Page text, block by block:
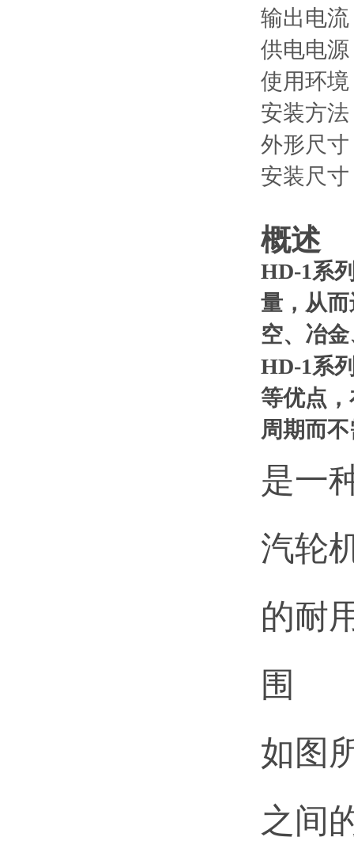
输出电
供电电
使用环
安装方
外形尺
安装尺
概述
HD-1系
量，从
空、冶
HD-1系
等优点
周期而
是一
汽轮
的耐
围
如图
之间